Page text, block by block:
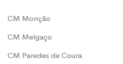
CM Monção
CM Melgaço
CM Paredes de Coura